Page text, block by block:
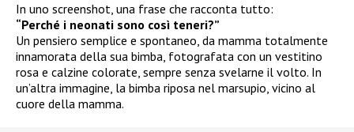
In uno screenshot, una frase che racconta tutto:
“Perché i neonati sono così teneri?”
Un pensiero semplice e spontaneo, da mamma totalmente
innamorata della sua bimba, fotografata con un vestitino
rosa e calzine colorate, sempre senza svelarne il volto. In
un’altra immagine, la bimba riposa nel marsupio, vicino al
cuore della mamma.